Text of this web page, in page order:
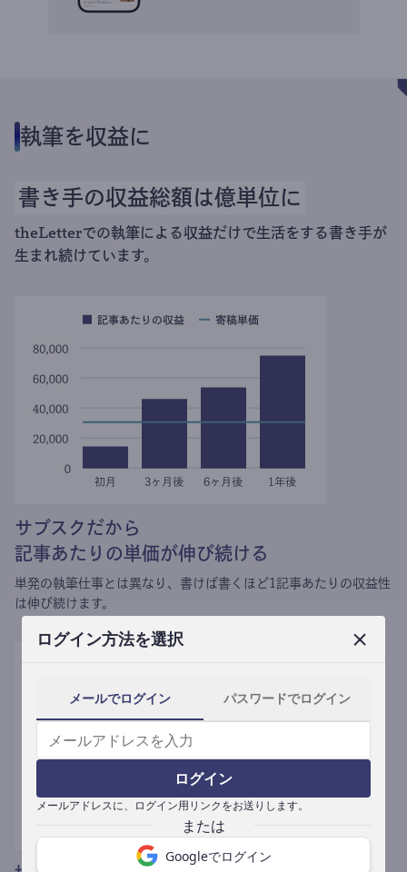
ログイン方法を選択
メールでログイン パスワードでログイン
ログイン
メールアドレスに、ログイン用リンクをお送りします。
Googleでログイン
執筆を収益に
書き手の収益総額は億単位に
theLetterでの執筆による収益だけで生活をする書き手が
生まれ続けています。
サブスクだから
記事あたりの単価が伸び続ける
単発の執筆仕事とは異なり、 書けば書くほど1記事あたりの収益性
は伸び続けます。